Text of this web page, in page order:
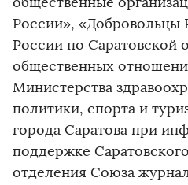
России»,
России по Саратовской
общественных
Министерства
политики, спорта и
города Саратова при
поддержке
отделения Союза